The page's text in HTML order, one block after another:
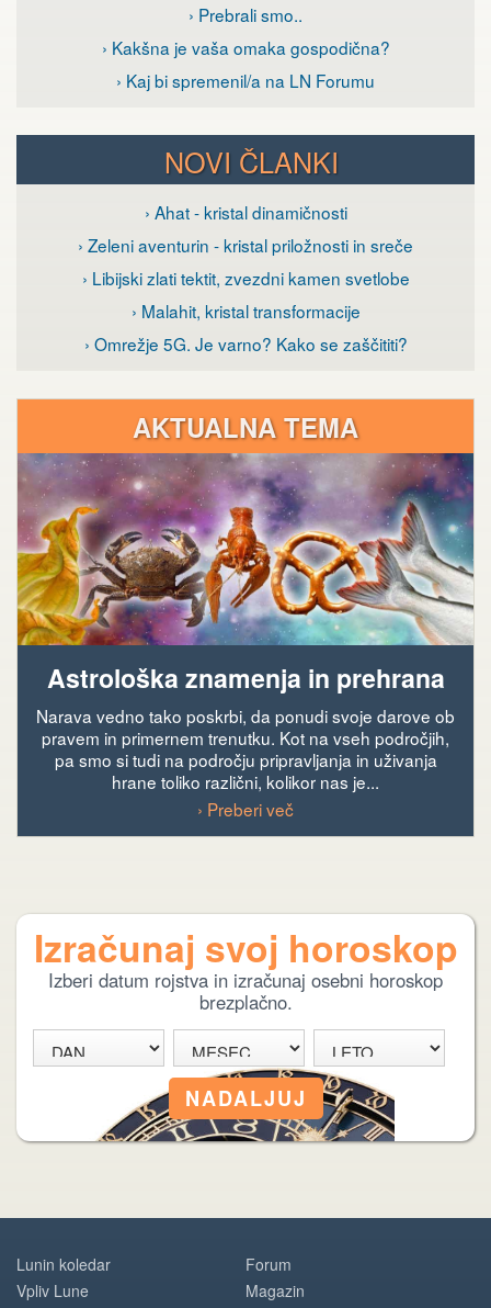
› Prebrali smo..
› Kakšna je vaša omaka gospodična?
› Kaj bi spremenil/a na LN Forumu
NOVI ČLANKI
› Ahat - kristal dinamičnosti
› Zeleni aventurin - kristal priložnosti in sreče
› Libijski zlati tektit, zvezdni kamen svetlobe
› Malahit, kristal transformacije
› Omrežje 5G. Je varno? Kako se zaščititi?
AKTUALNA TEMA
Astrološka znamenja in prehrana
Narava vedno tako poskrbi, da ponudi svoje darove ob
pravem in primernem trenutku. Kot na vseh področjih,
pa smo si tudi na področju pripravljanja in uživanja
hrane toliko različni, kolikor nas je...
› Preberi več
Izračunaj svoj horoskop
Izberi datum rojstva in izračunaj osebni horoskop
brezplačno.
Lunin koledar
Vpliv Lune
Forum
Magazin